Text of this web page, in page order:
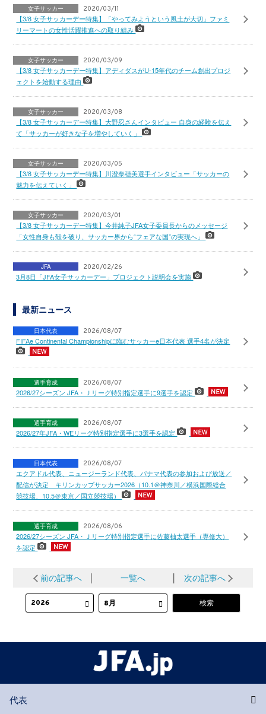
女子サッカー 2020/03/11
【3/8 女子サッカーデー特集】「やってみようという風土が大切」ファミ
リーマートの女性活躍推進への取り組み
女子サッカー 2020/03/09
【3/8 女子サッカーデー特集】アディダスがU-15年代のチーム創出プロジ
ェクトを始動する理由
女子サッカー 2020/03/08
【3/8 女子サッカーデー特集】大野忍さんインタビュー 自身の経験を伝え
て「サッカーが好きな子を増やしていく」
女子サッカー 2020/03/05
【3/8 女子サッカーデー特集】川澄奈穂美選手インタビュー「サッカーの
魅力を伝えていく」
女子サッカー 2020/03/01
【3/8 女子サッカーデー特集】今井純子JFA女子委員長からのメッセージ
「女性自身も殻を破り、サッカー界から“フェアな国”の実現へ」
JFA 2020/02/26
3月8日「JFA女子サッカーデー」プロジェクト説明会を実施
最新ニュース
日本代表 2026/08/07
FIFAe Continental Championshipに臨むサッカーe日本代表 選手4名が決定
選手育成 2026/08/07
2026/27シーズン JFA・Ｊリーグ特別指定選手に9選手を認定
選手育成 2026/08/07
2026/27年JFA・WEリーグ特別指定選手に3選手を認定
日本代表 2026/08/07
エクアドル代表、ニュージーランド代表、パナマ代表の参加および放送／
配信が決定 キリンカップサッカー2026（10.1＠神奈川／横浜国際総合
競技場、10.5＠東京／国立競技場）
選手育成 2026/08/06
2026/27シーズン JFA・Ｊリーグ特別指定選手に佐藤柚太選手（専修大）
を認定
前の記事へ 一覧へ 次の記事へ
代表